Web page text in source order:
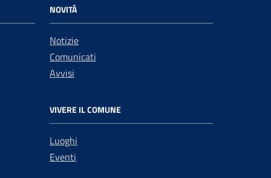
NOVITÀ
Notizie
Comunicati
Avvisi
VIVERE IL COMUNE
Luoghi
Eventi